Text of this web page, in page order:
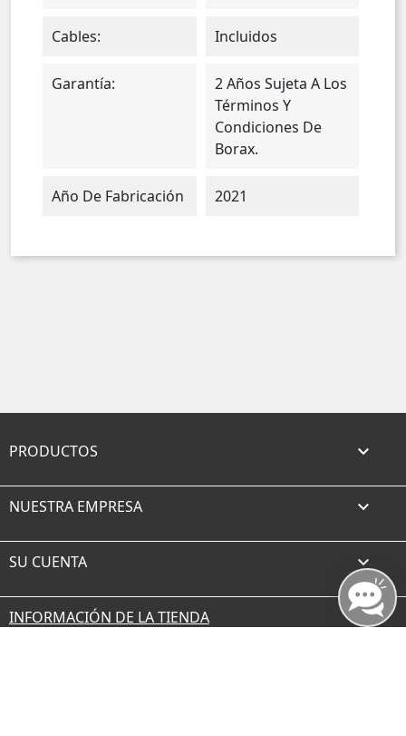
Cables: Incluidos
Garantía:
2 Años Sujeta A Los
Términos Y
Condiciones De
Borax.
Año De Fabricación 2021
PRODUCTOS 
NUESTRA EMPRESA 
SU CUENTA 
INFORMACIÓN DE LA TIENDA